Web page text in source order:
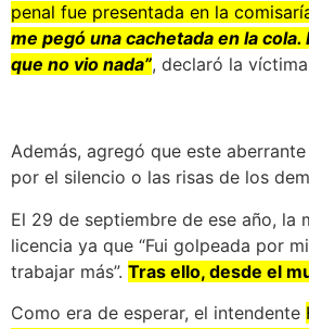
penal fue presentada en la
me pegó una cachetada en la
que no vio nada”, declaró la
Además, agregó que este
por el silencio o las risas de los
El 29 de septiembre de ese año,
licencia ya que “Fui golpeada por
trabajar más”. Tras ello, desde el
Como era de esperar, el intendente